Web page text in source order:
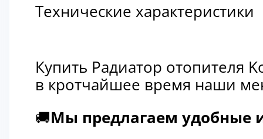
Технические характеристики
Купить Радиатор отопителя
в кротчайшее время наши
🚚Мы предлагаем удобные